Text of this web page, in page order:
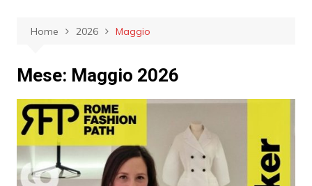
Home 2026 Maggio
Mese: Maggio 2026